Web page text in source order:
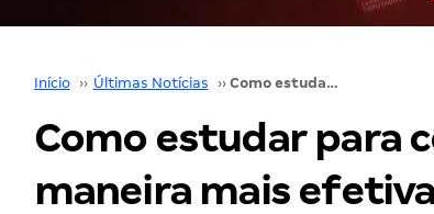
Início ›› Últimas Notícias ›› Como estudar para concurso online de maneira mais efetiva?
Como estudar para
maneira mais